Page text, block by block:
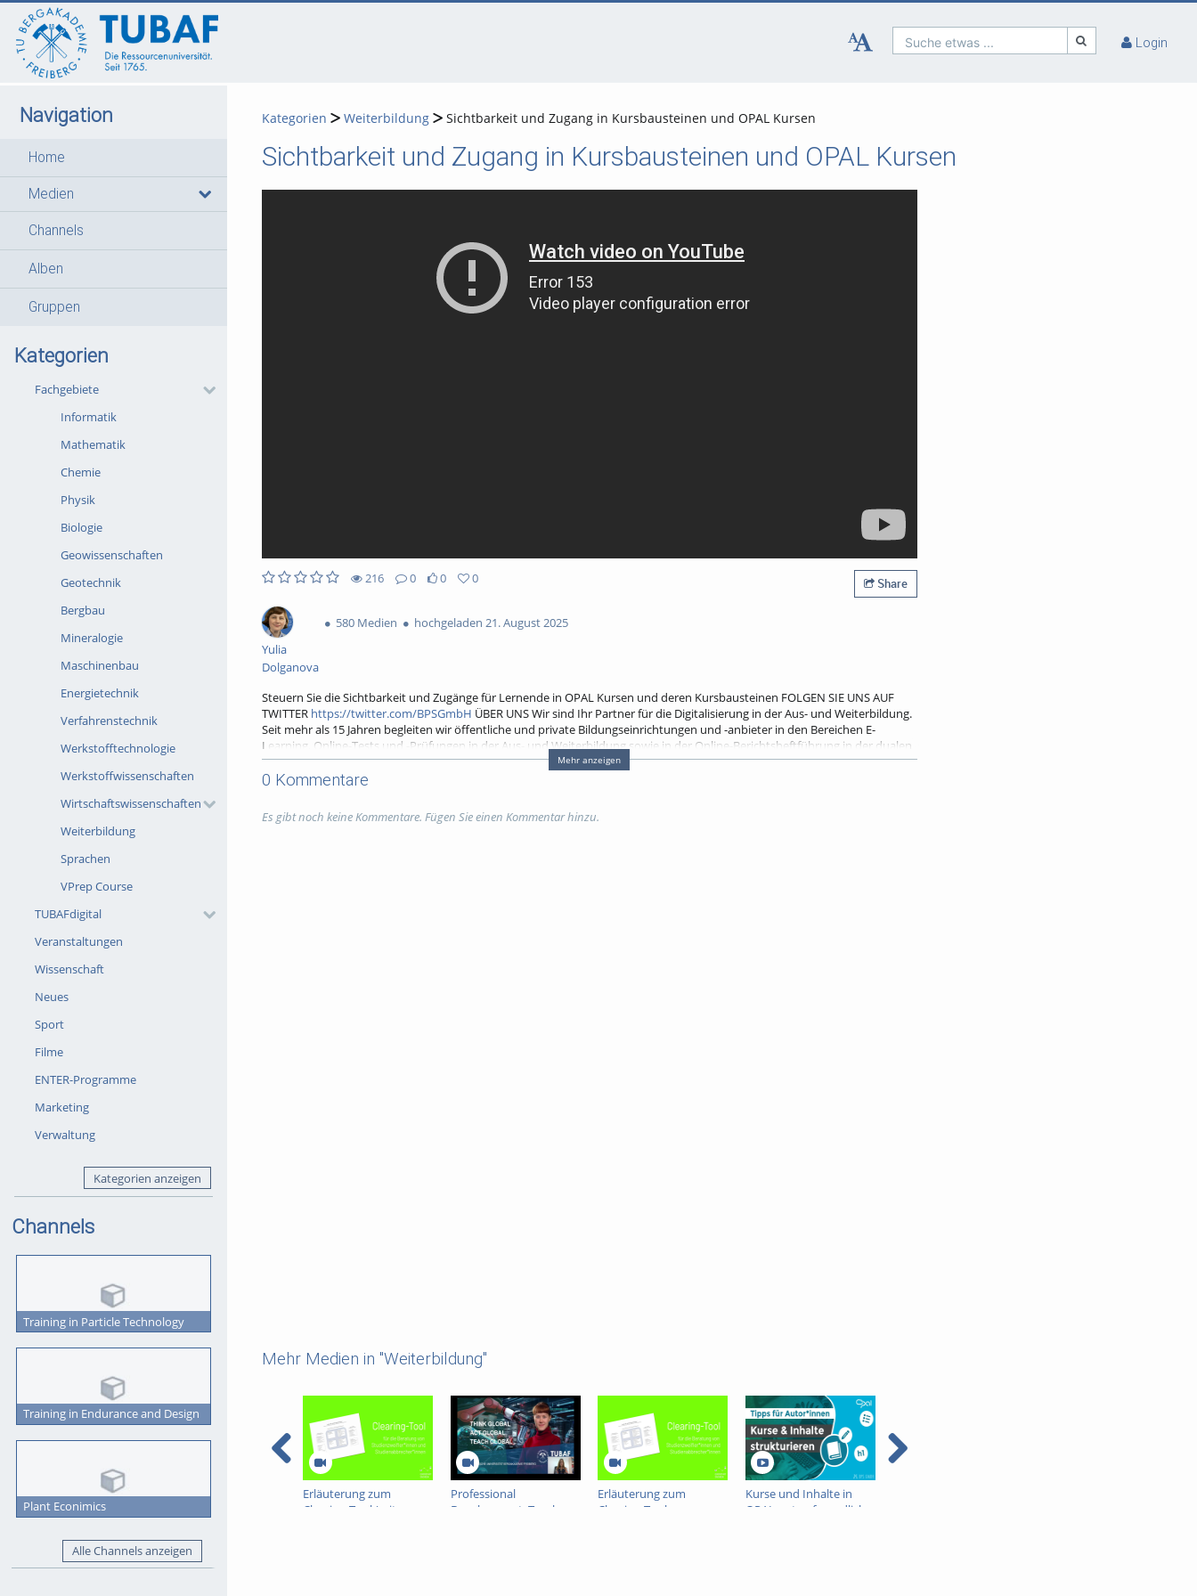
Suche etwas ... Login
Navigation
Home
Medien
Channels
Alben
Gruppen
Kategorien
Fachgebiete
Informatik
Mathematik
Chemie
Physik
Biologie
Geowissenschaften
Geotechnik
Bergbau
Mineralogie
Maschinenbau
Energietechnik
Verfahrenstechnik
Werkstofftechnologie
Werkstoffwissenschaften
Wirtschaftswissenschaften
Weiterbildung
Sprachen
VPrep Course
TUBAFdigital
Veranstaltungen
Wissenschaft
Neues
Sport
Filme
ENTER-Programme
Marketing
Verwaltung
Kategorien anzeigen
Channels
Training in Particle Technology
Training in Endurance and Design
Plant Econimics
Alle Channels anzeigen
Kategorien Weiterbildung Sichtbarkeit und Zugang in Kursbausteinen und OPAL Kursen
Sichtbarkeit und Zugang in Kursbausteinen und OPAL Kursen
216
0
0
0
Share
Yulia
Dolganova
580 Medien hochgeladen 21. August 2025
Steuern Sie die Sichtbarkeit und Zugänge für Lernende in OPAL Kursen und deren Kursbausteinen FOLGEN SIE UNS AUF
TWITTER https://twitter.com/BPSGmbH ÜBER UNS Wir sind Ihr Partner für die Digitalisierung in der Aus- und Weiterbildung.
Seit mehr als 15 Jahren begleiten wir öffentliche und private Bildungseinrichtungen und -anbieter in den Bereichen E-
Learning, Online-Tests und -Prüfungen in der Aus- und Weiterbildung sowie in der Online-Berichtsheftführung in der dualen
Berufsausbildung. Unser Ziel: Gemeinsam mit Ihnen die passende Lösung für Sie zu finden. ► Kontakt:info@bps-system.de
► Homepage:https://www.bps-system.de
Prüfungsplattform https://www.bps-system.de/onyx-pruefungsplattform/
system.de/blok-berichtsheft/Ihr Team der BPS GmbH #lernen #lernplattform #kurse #elearning #digitalebildung
Mehr anzeigen
0 Kommentare
Es gibt noch keine Kommentare. Fügen Sie einen Kommentar hinzu.
Mehr Medien in "Weiterbildung"
Erläuterung zum
Clearing-Tool (mit
Professional
Development: Teach
Erläuterung zum
Clearing-Tool
Kurse und Inhalte in
OPAL nutzerfreundlich